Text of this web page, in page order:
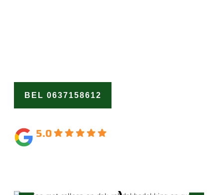
BEL 0637158612
5.0
Gebaseerd op 164 beoordelingen